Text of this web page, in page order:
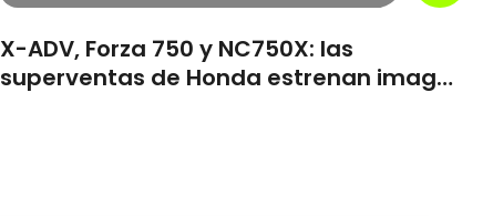
X-ADV, Forza 750 y NC750X: las
superventas de Honda estrenan imagen